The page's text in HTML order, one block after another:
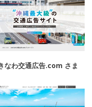
なわ交通広告.com さま